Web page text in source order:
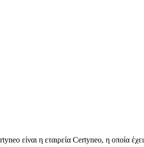
είναι η εταιρεία Certyneo, η οποία